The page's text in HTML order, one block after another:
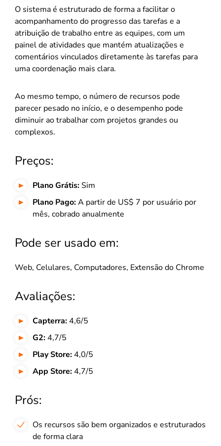
O sistema é estruturado de forma a facilitar o
acompanhamento do progresso das tarefas e a
atribuição de trabalho entre as equipes, com um
painel de atividades que mantém atualizações e
comentários vinculados diretamente às tarefas para
uma coordenação mais clara.
Ao mesmo tempo, o número de recursos pode
parecer pesado no início, e o desempenho pode
diminuir ao trabalhar com projetos grandes ou
complexos.
Preços:
Plano Grátis: Sim
Plano Pago:A partir de US$ 7 por usuário por
mês, cobrado anualmente
Pode ser usado em:
Web, Celulares, Computadores, Extensão do Chrome
Avaliações:
Capterra:4,6/5
G2:4,7/5
Play Store:4,0/5
App Store:4,7/5
Prós:
Os recursos são bem organizados e estruturados
de forma clara